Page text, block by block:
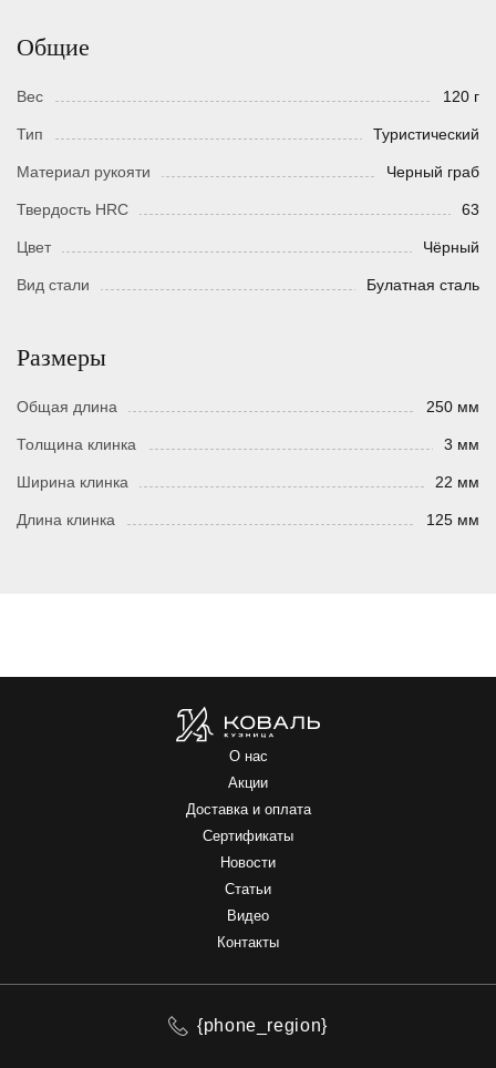
Общие
Вес 120 г
Тип Туристический
Материал рукояти Черный граб
Твердость HRC 63
Цвет Чёрный
Вид стали Булатная сталь
Размеры
Общая длина 250 мм
Толщина клинка 3 мм
Ширина клинка 22 мм
Длина клинка 125 мм
О нас
Акции
Доставка и оплата
Сертификаты
Новости
Статьи
Видео
Контакты
{phone_region}